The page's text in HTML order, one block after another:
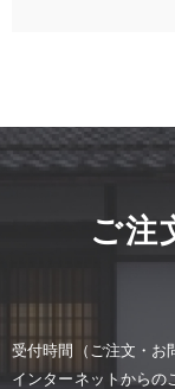
ご注
受付時間（ご注⽂・お
インターネットからの